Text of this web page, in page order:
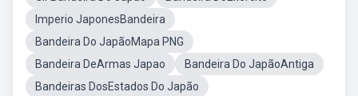
Imperio JaponesBandeira
Bandeira Do JapãoMapa PNG
Bandeira DeArmas Japao
Bandeira Do JapãoAntiga
Bandeiras DosEstados Do Japão